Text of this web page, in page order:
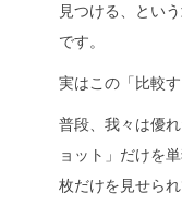
見つける、という
です。
実はこの「比較
普段、我々は優
ョット」だけを
枚だけを見せら